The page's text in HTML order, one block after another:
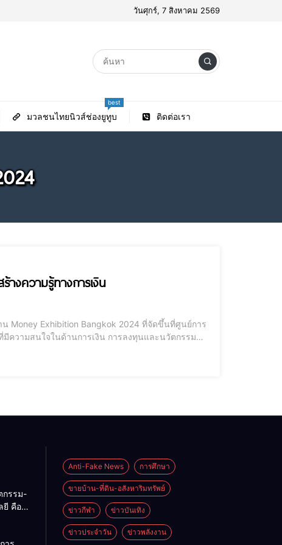
วันศุกร์, 7 สิงหาคม 2569
มวลชนไทยนิวส์ช่องยูทูบ ติดต่อเรา
างความรู้ทางการเงิน
Money Exhibition Bangkok 2024 ที่จัดขึ้นที่ศูนย์การ
ความสนใจในด้านการเงิน การลงทุนและนวัตกรรม
กรรม-
ยี คือ
Anti-Fake News การศึกษา
ขายบ้าน-ที่ดิน-อสังหาริมทรัพย์
ข่าวกีฬา ข่าวบันเทิง
ข่าวประจำวัน ข่าวพลังงาน